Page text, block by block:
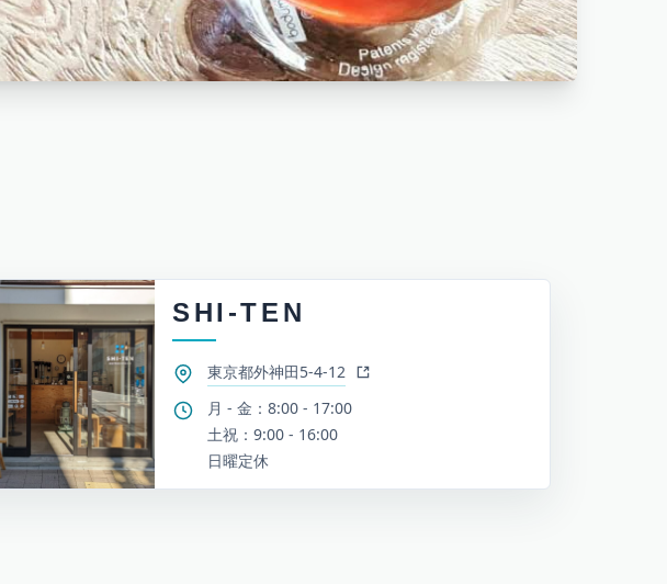
SHI-TEN
東京都外神田5-4-12
月 - 金：8:00 - 17:00
土祝：9:00 - 16:00
日曜定休